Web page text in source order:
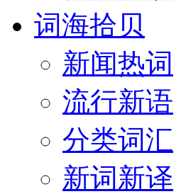
词海拾贝
新闻热词
流行新语
分类词汇
新词新译